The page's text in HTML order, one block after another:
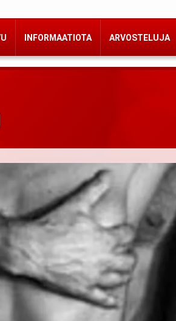
INFORMAATIOTA ARVOSTELUJA